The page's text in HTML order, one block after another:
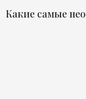
Какие самые